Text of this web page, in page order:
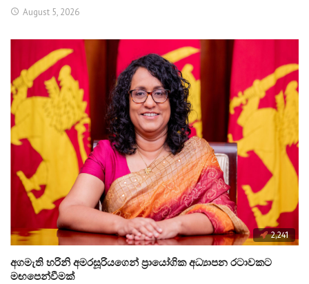
August 5, 2026
2,241
අගමැති හරිනි අමරසූරියගෙන් ප්‍රායෝගික අධ්‍යාපන රටාවකට
මඟපෙන්වීමක්